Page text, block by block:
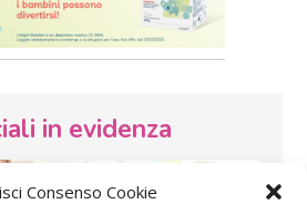
Consenso Cookie
in evidenza